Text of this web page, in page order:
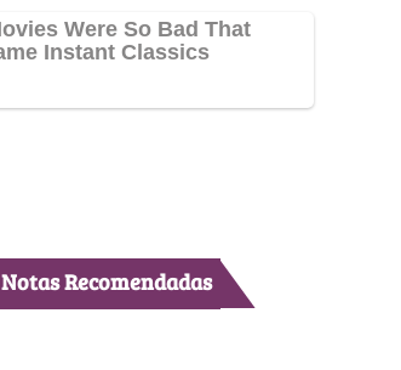
Notas Recomendadas